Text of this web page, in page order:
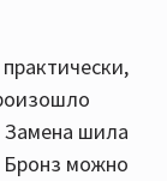
шила
Бронз можно